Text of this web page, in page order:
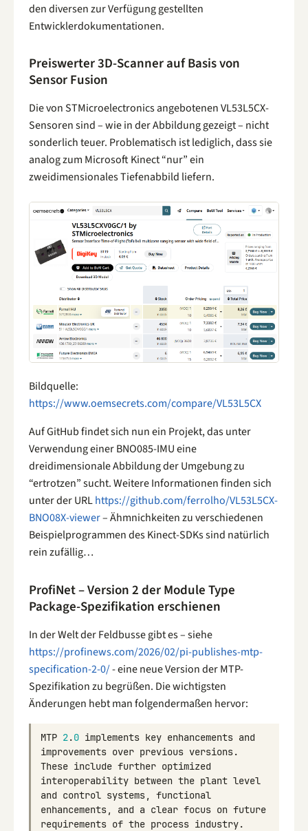
den diversen zur Verfügung gestellten
Entwicklerdokumentationen.
Preiswerter 3D-Scanner auf Basis von
Sensor Fusion
Die von STMicroelectronics angebotenen VL53L5CX-
Sensoren sind – wie in der Abbildung gezeigt – nicht
sonderlich teuer. Problematisch ist lediglich, dass sie
analog zum Microsoft Kinect “nur” ein
zweidimensionales Tiefenabbild liefern.
Bildquelle:
https://www.oemsecrets.com/compare/VL53L5CX
Auf GitHub findet sich nun ein Projekt, das unter
Verwendung einer BNO085-IMU eine
dreidimensionale Abbildung der Umgebung zu
“ertrotzen” sucht. Weitere Informationen finden sich
unter der URLhttps://github.com/ferrolho/VL53L5CX-
BNO08X-viewer– Ähmnichkeiten zu verschiedenen
Beispielprogrammen des Kinect-SDKs sind natürlich
rein zufällig…
ProfiNet – Version 2 der Module Type
Package-Spezifikation erschienen
In der Welt der Feldbusse gibt es – siehe
https://profinews.com/2026/02/pi-publishes-mtp-
specification-2-0/- eine neue Version der MTP-
Spezifikation zu begrüßen. Die wichtigsten
Änderungen hebt man folgendermaßen hervor:
MTP 2.0 implements key enhancements and
improvements over previous versions.
These include further optimized
interoperability between the plant level
and control systems,
functional
enhancements, and a clear focus on future
requirements of the process industry.